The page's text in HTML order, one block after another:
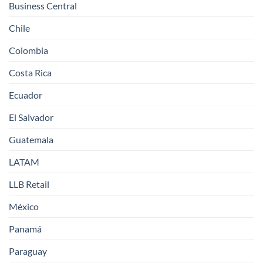
Business Central
Chile
Colombia
Costa Rica
Ecuador
El Salvador
Guatemala
LATAM
LLB Retail
México
Panamá
Paraguay